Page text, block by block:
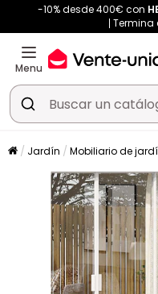
-10% desde 400€ con
Termina
Menu
Jardín Mobiliario de